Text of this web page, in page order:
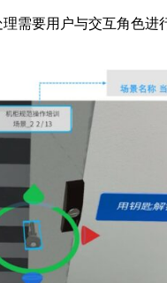
需要用户与交互角色